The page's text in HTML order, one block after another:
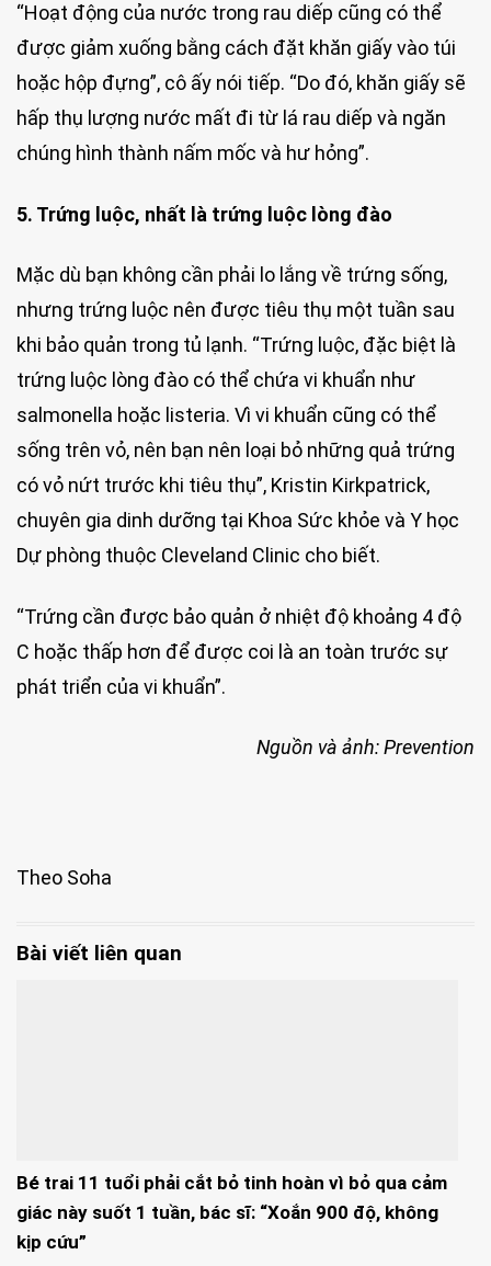
“Hoạt động của nước trong rau diếp cũng có thể
được giảm xuống bằng cách đặt khăn giấy vào túi
hoặc hộp đựng”, cô ấy nói tiếp. “Do đó, khăn giấy sẽ
hấp thụ lượng nước mất đi từ lá rau diếp và ngăn
chúng hình thành nấm mốc và hư hỏng”.
5. Trứng luộc, nhất là trứng luộc lòng đào
Mặc dù bạn không cần phải lo lắng về trứng sống,
nhưng trứng luộc nên được tiêu thụ một tuần sau
khi bảo quản trong tủ lạnh. “Trứng luộc, đặc biệt là
trứng luộc lòng đào có thể chứa vi khuẩn như
salmonella hoặc listeria. Vì vi khuẩn cũng có thể
sống trên vỏ, nên bạn nên loại bỏ những quả trứng
có vỏ nứt trước khi tiêu thụ”, Kristin Kirkpatrick,
chuyên gia dinh dưỡng tại Khoa Sức khỏe và Y học
Dự phòng thuộc Cleveland Clinic cho biết.
“Trứng cần được bảo quản ở nhiệt độ khoảng 4 độ
C hoặc thấp hơn để được coi là an toàn trước sự
phát triển của vi khuẩn”.
Nguồn và ảnh: Prevention
Theo Soha
Bài viết liên quan
Bé trai 11 tuổi phải cắt bỏ tinh hoàn vì bỏ qua cảm
giác này suốt 1 tuần, bác sĩ: “Xoắn 900 độ, không
kịp cứu”